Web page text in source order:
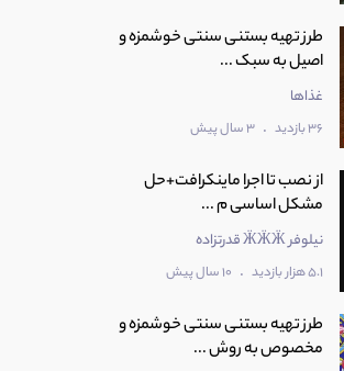
طرز تهیه بستنی سنتی خوشمزه و
اصیل به سبک ...
غذاها
36 بازدید . 3 سال پیش
از نصب تا اجرا ماینکرافت+حل
مشکل اساسی م ...
نیلوفر ӜӜӜ قدرتزاده
5.1 هزار بازدید . 10 سال پیش
طرز تهیه بستنی سنتی خوشمزه و
مخصوص به روش ...